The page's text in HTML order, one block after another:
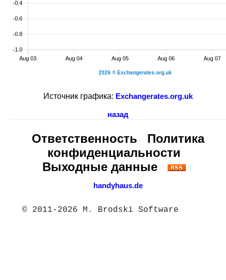
Источник графика: Exchangerates.org.uk
назад
Ответственность
Политика
конфиденциальности
Выходные данные
handyhaus.de
© 2011-2026 M. Brodski Software